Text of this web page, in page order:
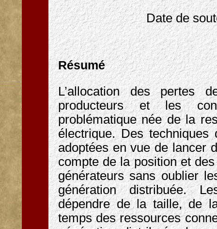
Date de
Résumé
L’allocation des pertes
producteurs et les
problématique née de la
électrique. Des techniques
adoptées en vue de lancer
compte de la position et
générateurs sans oublier
génération distribuée.
dépendre de la taille, de
temps des ressources